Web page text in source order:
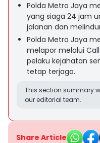
Polda Metro Jaya
yang siaga 24 jam
jalanan dan
Polda Metro Jaya
melapor melalui
pelaku kejahatan
tetap terjaga.
This section summary
our editorial team.
Share Article